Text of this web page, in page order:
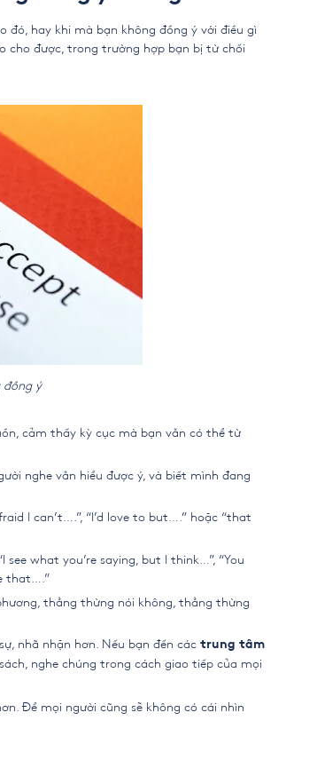
đó, hay khi mà bạn không đồng ý với điều gì
cho được, trong trường hợp bạn bị từ chối
đồng ý
cảm thấy kỳ cục mà bạn vẫn có thể từ
nghe vẫn hiểu được ý, và biết mình đang
I can’t….”, “I’d love to but….” hoặc “that
what you’re saying, but I think…”, “You
that….”
thẳng thừng nói không, thẳng thừng
nhã nhặn hơn. Nếu bạn đến các trung tâm
nghe chúng trong cách giao tiếp của mọi
Để mọi người cũng sẽ không có cái nhìn